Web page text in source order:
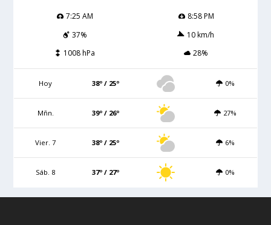
7:25 AM
8:58 PM
37%
10 km/h
1008 hPa
28%
Hoy 38º / 25º 0%
Mñn. 39º / 26º 27%
Vier. 7 38º / 25º 6%
Sáb. 8 37º / 27º 0%